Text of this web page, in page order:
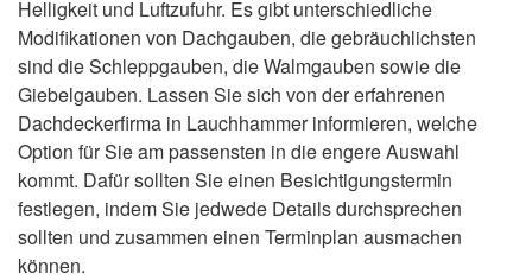
Helligkeit und Luftzufuhr. Es gibt unterschiedliche
Modifikationen von Dachgauben, die gebräuchlichsten
sind die Schleppgauben, die Walmgauben sowie die
Giebelgauben. Lassen Sie sich von der erfahrenen
Dachdeckerfirma in Lauchhammer informieren, welche
Option für Sie am passensten in die engere Auswahl
kommt. Dafür sollten Sie einen Besichtigungstermin
festlegen, indem Sie jedwede Details durchsprechen
sollten und zusammen einen Terminplan ausmachen
können.